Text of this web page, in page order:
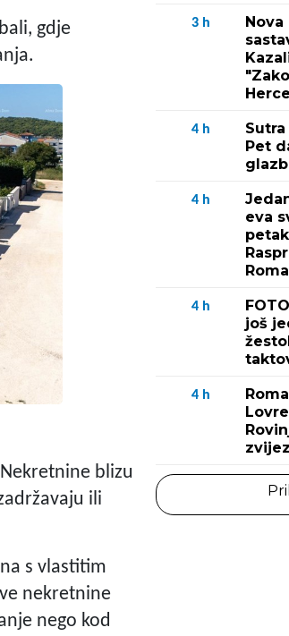
gdje
blizu
ili
s vlastitim
nekretnine
nego kod
3 h
4 h
Pet
4 h
eva
4 h
još
4 h